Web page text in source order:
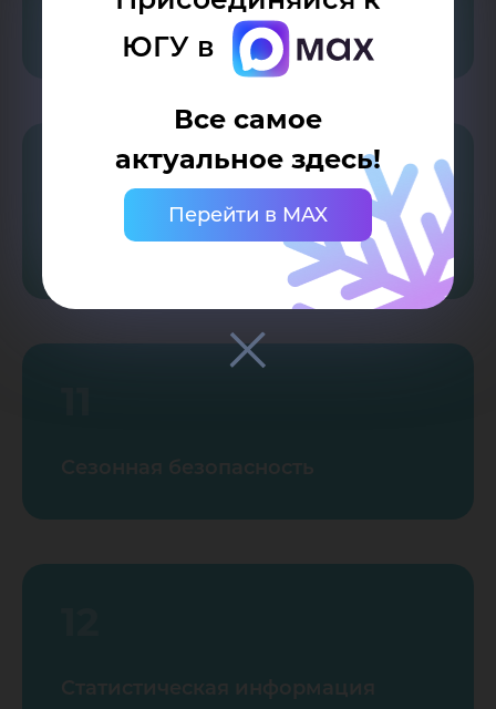
ЮГУ в
Все самое
актуальное здесь!
Перейти в MAX
Правовая грамотность
Профилактика заболеваний